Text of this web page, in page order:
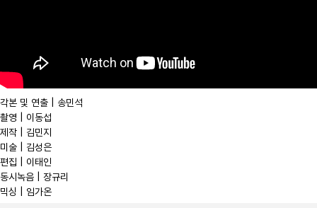
각본 및 연출 | 송민석
촬영 | 이동섭
제작 | 김민지
미술 | 김성은
편집 | 이태인
동시녹음 | 장규리
믹싱 | 임가온